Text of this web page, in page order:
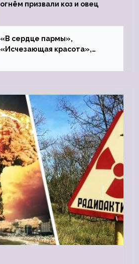
огнём призвали коз и овец
«В сердце пармы»,
«Исчезающая красота»,